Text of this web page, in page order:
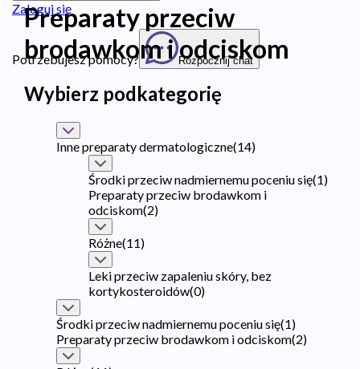
Zaloguj się
Potrzebujesz pomocy? Rozpocznij chat
Preparaty przeciw
brodawkom i odciskom
Wybierz podkategorię
Inne preparaty dermatologiczne(14)
Środki przeciw nadmiernemu poceniu się(1)
Preparaty przeciw brodawkom i
odciskom(2)
Różne(11)
Leki przeciw zapaleniu skóry, bez
kortykosteroidów(0)
Środki przeciw nadmiernemu poceniu się(1)
Preparaty przeciw brodawkom i odciskom(2)